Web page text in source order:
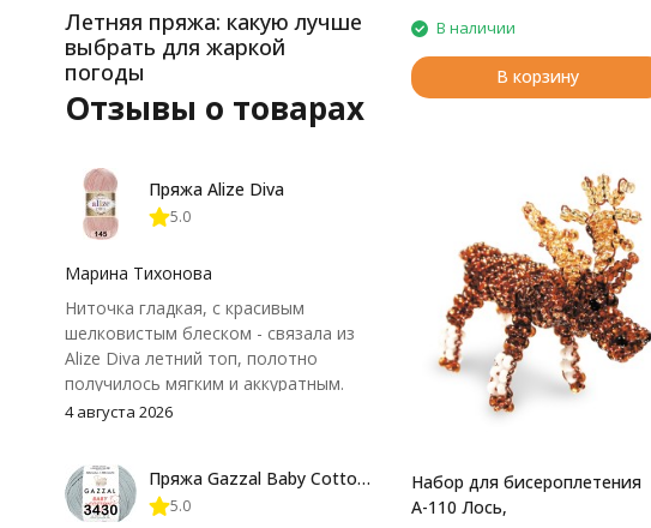
В наличии
В корзину
Набор для бисероплетения
А-110 Лось,
Летняя пряжа: какую лучше
выбрать для жаркой
погоды
Отзывы о товарах
Пряжа Alize Diva
5.0
Марина Тихонова
Ниточка гладкая, с красивым
шелковистым блеском - связала из
Alize Diva летний топ, полотно
получилось мягким и аккуратным.
Петли хорошо видны, вяжется
нюанс - пряжа немного скользит и
иногда расслаивается, пришлось
4 августа 2026
Пряжа Gazzal Baby Cotton 25
5.0